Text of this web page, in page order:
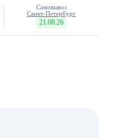
Самовывоз
Санкт-Петербург
21.08.26